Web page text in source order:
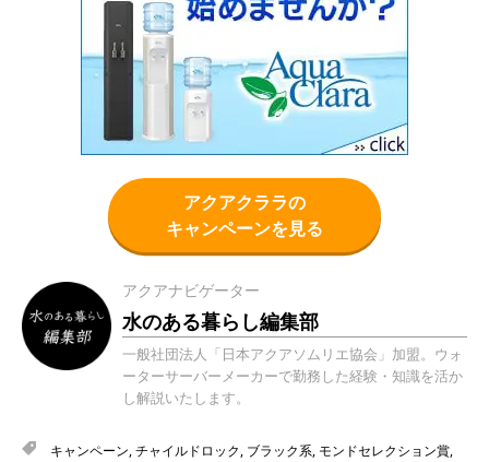
アクアクララの
キャンペーンを見る
アクアナビゲーター
水のある暮らし編集部
一般社団法人「日本アクアソムリエ協会」加盟。ウォ
ーターサーバーメーカーで勤務した経験・知識を活か
し解説いたします。
キャンペーン,チャイルドロック, ブラック系, モンドセレクション賞,